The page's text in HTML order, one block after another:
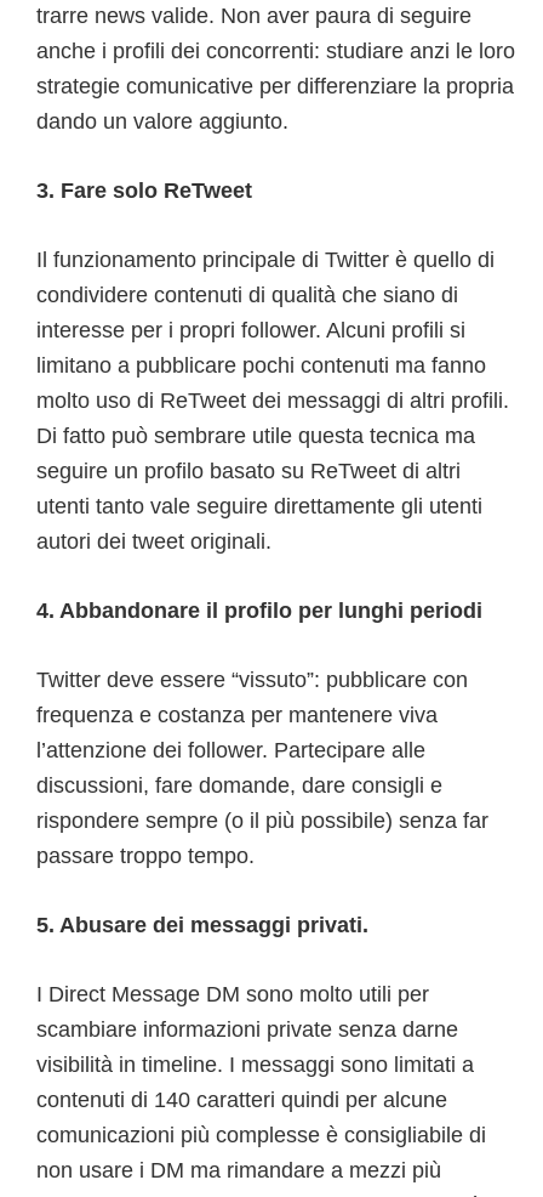
trarre news valide. Non aver paura di seguire
anche i profili dei concorrenti: studiare anzi le loro
strategie comunicative per differenziare la propria
dando un valore aggiunto.
3. Fare solo ReTweet
Il funzionamento principale di Twitter è quello di
condividere contenuti di qualità che siano di
interesse per i propri follower. Alcuni profili si
limitano a pubblicare pochi contenuti ma fanno
molto uso di ReTweet dei messaggi di altri profili.
Di fatto può sembrare utile questa tecnica ma
seguire un profilo basato su ReTweet di altri
utenti tanto vale seguire direttamente gli utenti
autori dei tweet originali.
4. Abbandonare il profilo per lunghi periodi
Twitter deve essere “vissuto”: pubblicare con
frequenza e costanza per mantenere viva
l’attenzione dei follower. Partecipare alle
discussioni, fare domande, dare consigli e
rispondere sempre (o il più possibile) senza far
passare troppo tempo.
5. Abusare dei messaggi privati.
I Direct Message DM sono molto utili per
scambiare informazioni private senza darne
visibilità in timeline. I messaggi sono limitati a
contenuti di 140 caratteri quindi per alcune
comunicazioni più complesse è consigliabile di
non usare i DM ma rimandare a mezzi più